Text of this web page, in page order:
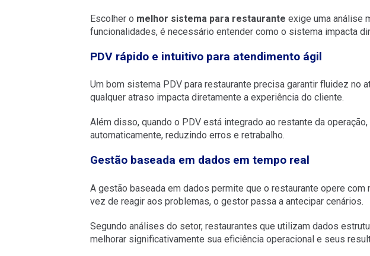
Escolher o melhor sistema para restaurante exige uma análise
funcionalidades, é necessário entender como o sistema impacta
PDV rápido e intuitivo para atendimento ágil
Um bom sistema PDV para restaurante precisa garantir fluidez no
qualquer atraso impacta diretamente a experiência do cliente.
Além disso, quando o PDV está integrado ao restante da
automaticamente, reduzindo erros e retrabalho.
Gestão baseada em dados em tempo real
A gestão baseada em dados permite que o restaurante opere com
vez de reagir aos problemas, o gestor passa a antecipar cenários.
Segundo análises do setor, restaurantes que utilizam dados
melhorar significativamente sua eficiência operacional e seus